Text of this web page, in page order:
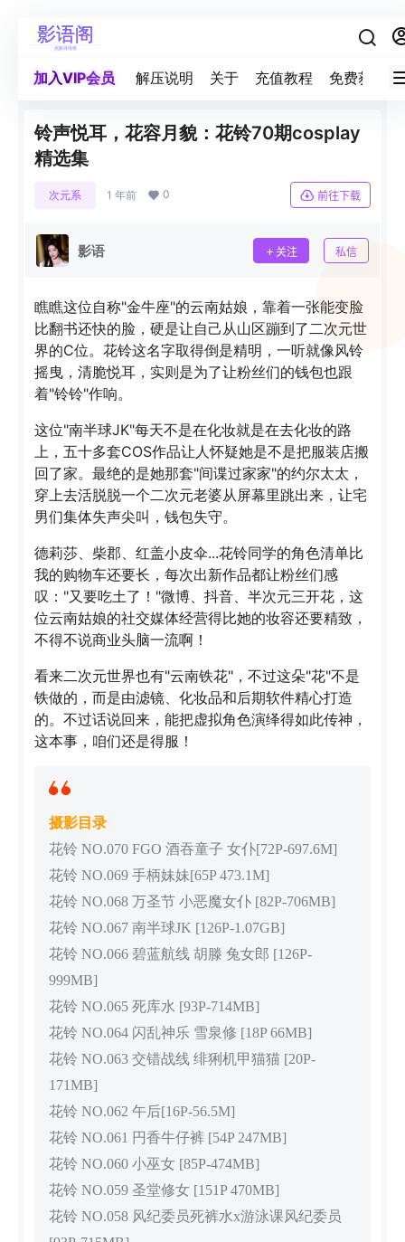
加入VIP会员 解压说明 关于 充值教程 免费获取积
铃声悦耳，花容月貌：花铃70期cosplay
精选集
次元系 1 年前 0 前往下载
影语 关注 私信
瞧瞧这位自称"金牛座"的云南姑娘，靠着一张能变脸
比翻书还快的脸，硬是让自己从山区蹦到了二次元世
界的C位。花铃这名字取得倒是精明，一听就像风铃
摇曳，清脆悦耳，实则是为了让粉丝们的钱包也跟
着"铃铃"作响。
这位"南半球JK"每天不是在化妆就是在去化妆的路
上，五十多套COS作品让人怀疑她是不是把服装店搬
回了家。最绝的是她那套"间谍过家家"的约尔太太，
穿上去活脱脱一个二次元老婆从屏幕里跳出来，让宅
男们集体失声尖叫，钱包失守。
德莉莎、柴郡、红盖小皮伞...花铃同学的角色清单比
我的购物车还要长，每次出新作品都让粉丝们感
叹："又要吃土了！"微博、抖音、半次元三开花，这
位云南姑娘的社交媒体经营得比她的妆容还要精致，
不得不说商业头脑一流啊！
看来二次元世界也有"云南铁花"，不过这朵"花"不是
铁做的，而是由滤镜、化妆品和后期软件精心打造
的。不过话说回来，能把虚拟角色演绎得如此传神，
这本事，咱们还是得服！
摄影目录
花铃 NO.070 FGO 酒吞童子 女仆[72P-697.6M]
花铃 NO.069 手柄妹妹[65P 473.1M]
花铃 NO.068 万圣节 小恶魔女仆 [82P-706MB]
花铃 NO.067 南半球JK [126P-1.07GB]
花铃 NO.066 碧蓝航线 胡滕 兔女郎 [126P-
999MB]
花铃 NO.065 死库水 [93P-714MB]
花铃 NO.064 闪乱神乐 雪泉修 [18P 66MB]
花铃 NO.063 交错战线 绯猁机甲猫猫 [20P-
171MB]
花铃 NO.062 午后[16P-56.5M]
花铃 NO.061 円香牛仔裤 [54P 247MB]
花铃 NO.060 小巫女 [85P-474MB]
花铃 NO.059 圣堂修女 [151P 470MB]
花铃 NO.058 风纪委员死裤水x游泳课风纪委员